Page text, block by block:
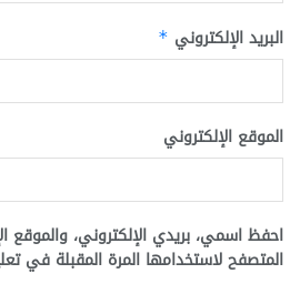
البريد الإلكتروني *
الموقع الإلكتروني
احفظ اسمي، بريدي الإلكتروني، والموقع
المتصفح لاستخدامها المرة المقبلة في